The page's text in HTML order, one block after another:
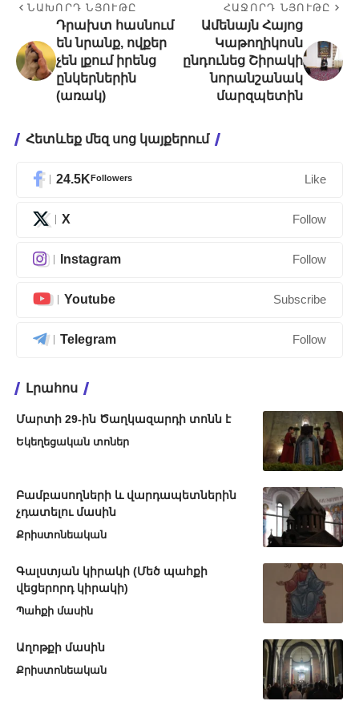
ՆԱԽՈՐԴ ՆՅՈՒԹԸ
Դրախտ հասնում
են նրանք, ովքեր
չեն լքում իրենց
ընկերներին
(առակ)
ՀԱՋՈՐԴ ՆՅՈՒԹԸ
Ամենայն Հայոց
Կաթողիկոսն
ընդունեց Շիրակի
նորանշանակ
մարզպետին
Հետևեք մեզ սոց կայքերում
24.5KFollowers Like
X Follow
Instagram Follow
Youtube Subscribe
Telegram Follow
Լրահոս
Մարտի 29-ին Ծաղկազարդի տոնն է
Եկեղեցական տոներ
Բամբասողների և վարդապետներին
չդատելու մասին
Քրիստոնեական
Գալստյան կիրակի (Մեծ պահքի
վեցերորդ կիրակի)
Պահքի մասին
Աղոթքի մասին
Քրիստոնեական